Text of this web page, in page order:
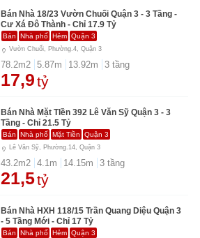
Bán Nhà 18/23 Vườn Chuối Quận 3 - 3 Tầng -
Cư Xá Đô Thành - Chỉ 17.9 Tỷ
Bán Nhà phố Hẻm Quận 3
Vườn Chuối, Phường.4, Quận 3
78.2m2 5.87m 13.92m 3 tầng
17,9tỷ
Bán Nhà Mặt TIền 392 Lê Văn Sỹ Quận 3 - 3
Tầng - Chỉ 21.5 Tỷ
Bán Nhà phố Mặt Tiền Quận 3
Lê Văn Sỹ, Phường.14, Quận 3
43.2m2 4.1m 14.15m 3 tầng
21,5tỷ
Bán Nhà HXH 118/15 Trần Quang Diệu Quận 3
- 5 Tầng Mới - Chỉ 17 Tỷ
Bán Nhà phố Hẻm Quận 3